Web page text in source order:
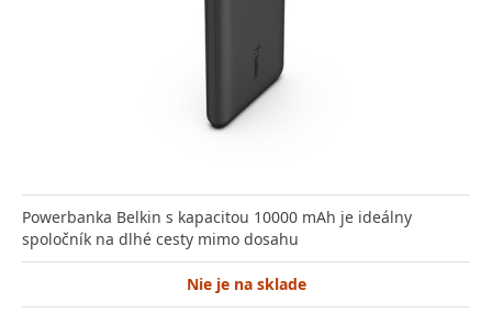
Powerbanka Belkin s kapacitou 10000 mAh je ideálny
spoločník na dlhé cesty mimo dosahu
Nie je na sklade